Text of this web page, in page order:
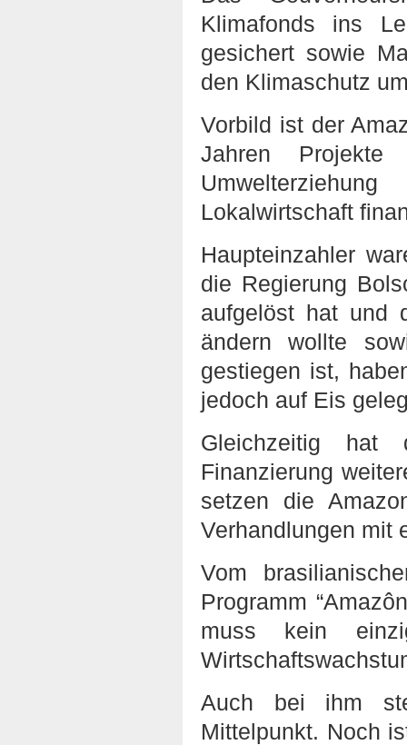
Klimafonds ins
gesichert sowie
den Klimaschutz
Vorbild ist der
Jahren
Lokalwirtschaft
Haupteinzahler
die Regierung
aufgelöst hat und
ändern wollte
gestiegen ist,
jedoch auf Eis
Gleichzeitig hat
Finanzierung
setzen die
Verhandlungen mit
Vom
Programm
muss kein
Auch bei ihm
Mittelpunkt. Noch